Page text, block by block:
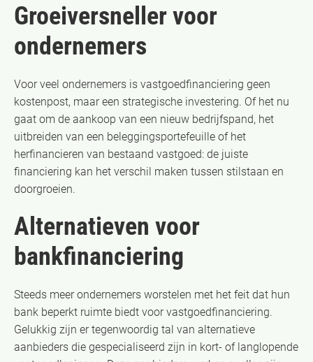
Groeiversneller voor
ondernemers
Voor veel ondernemers is vastgoedfinanciering geen
kostenpost, maar een strategische investering. Of het nu
gaat om de aankoop van een nieuw bedrijfspand, het
uitbreiden van een beleggingsportefeuille of het
herfinancieren van bestaand vastgoed: de juiste
financiering kan het verschil maken tussen stilstaan en
doorgroeien.
Alternatieven voor
bankfinanciering
Steeds meer ondernemers worstelen met het feit dat hun
bank beperkt ruimte biedt voor vastgoedfinanciering.
Gelukkig zijn er tegenwoordig tal van alternatieve
aanbieders die gespecialiseerd zijn in kort- of langlopende